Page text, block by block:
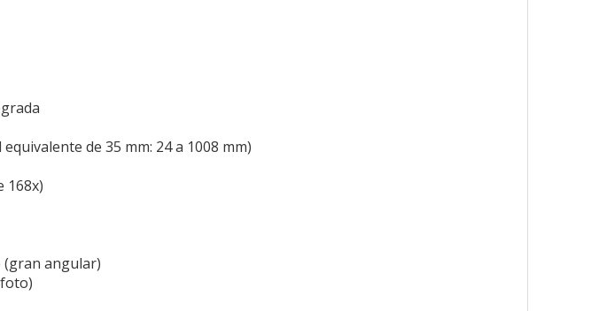
de 35 mm: 24 a 1008 mm)
168x)
(gran angular)